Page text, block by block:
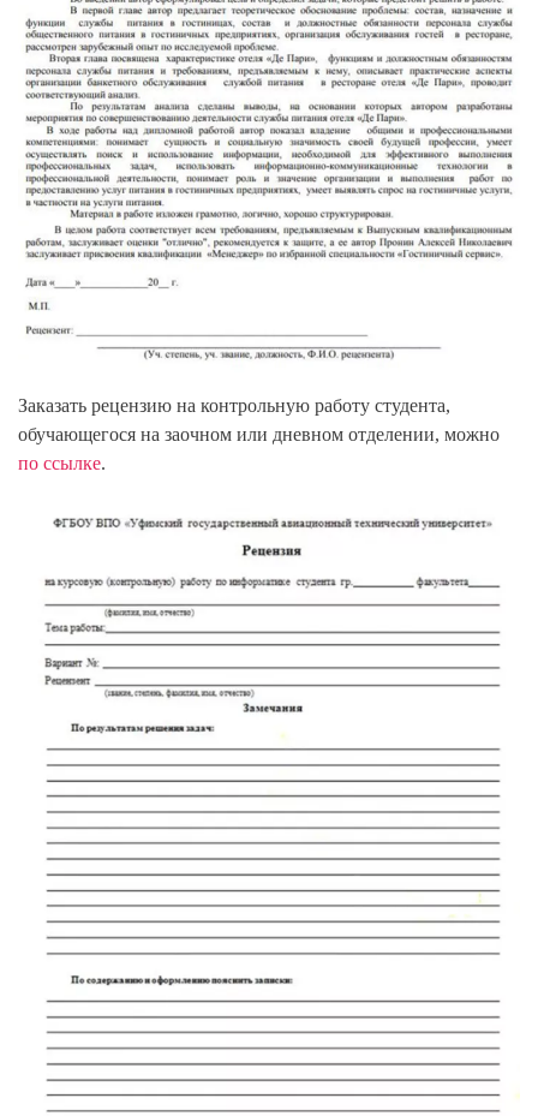
Заказать рецензию на контрольную работу студента,
обучающегося на заочном или дневном отделении, можно
по ссылке.